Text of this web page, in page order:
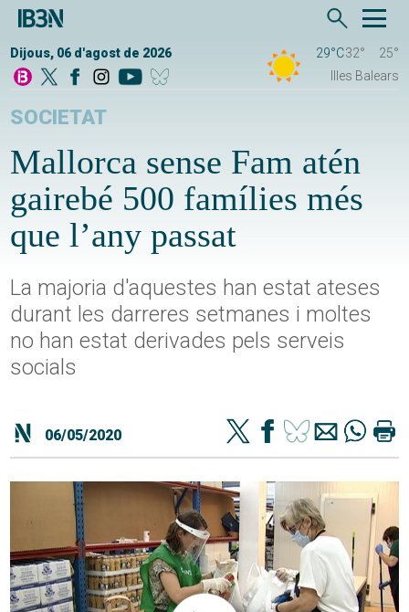
Dijous, 06 d'agost de 2026 29°C32°
25°
Illes Balears
SOCIETAT
Mallorca sense Fam atén
gairebé 500 famílies més
que l’any passat
La majoria d'aquestes han estat ateses
durant les darreres setmanes i moltes
no han estat derivades pels serveis
socials
06/05/2020